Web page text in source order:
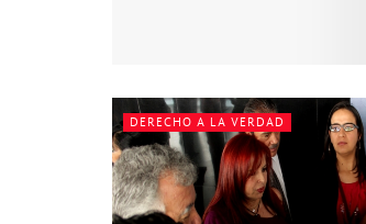
DERECHO A LA VERDAD